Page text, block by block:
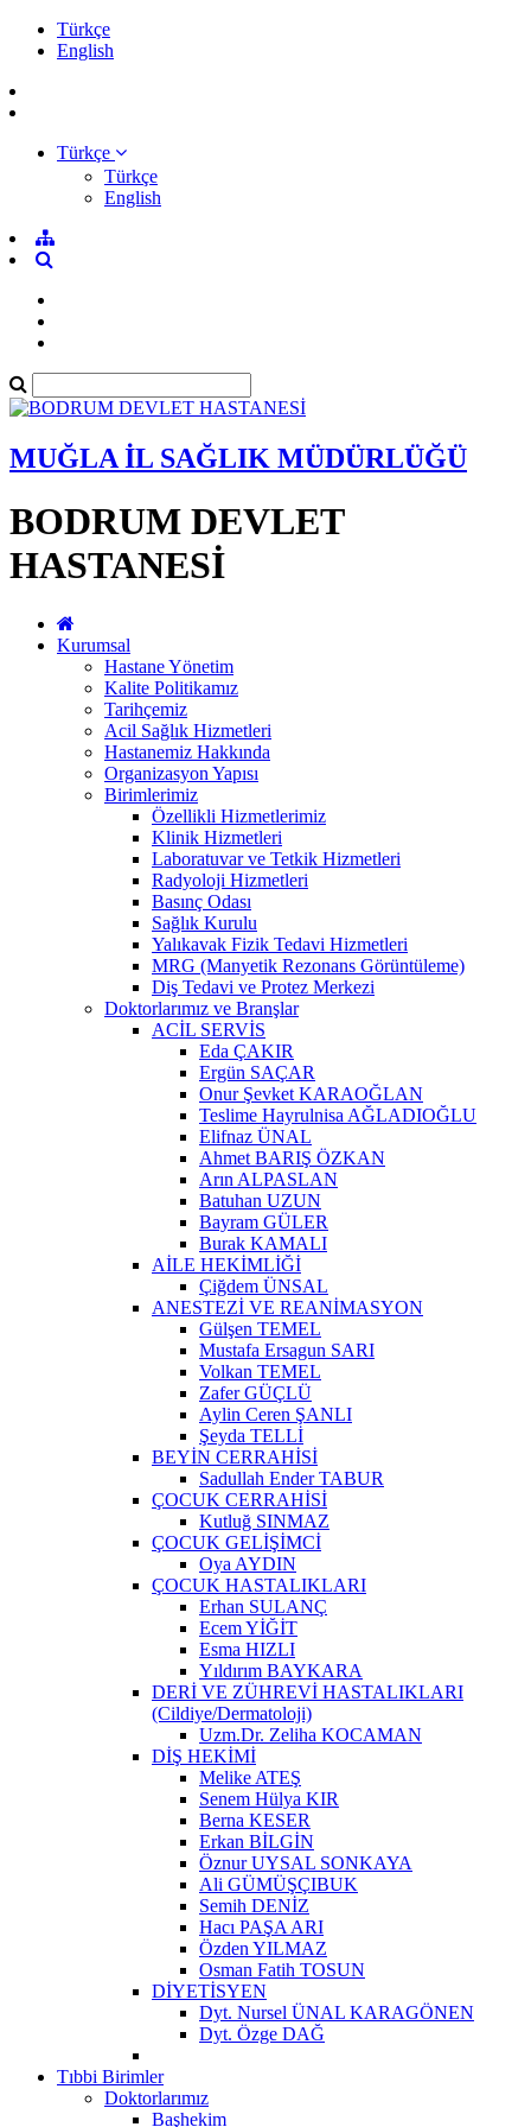
Türkçe
English
Türkçe
Türkçe
English
MUĞLA İL SAĞLIK MÜDÜRLÜĞÜ
BODRUM DEVLET
HASTANESİ
Kurumsal
Hastane Yönetim
Kalite Politikamız
Tarihçemiz
Acil Sağlık Hizmetleri
Hastanemiz Hakkında
Organizasyon Yapısı
Birimlerimiz
Özellikli Hizmetlerimiz
Klinik Hizmetleri
Laboratuvar ve Tetkik Hizmetleri
Radyoloji Hizmetleri
Basınç Odası
Sağlık Kurulu
Yalıkavak Fizik Tedavi Hizmetleri
MRG (Manyetik Rezonans Görüntüleme)
Diş Tedavi ve Protez Merkezi
Doktorlarımız ve Branşlar
ACİL SERVİS
Eda ÇAKIR
Ergün SAÇAR
Onur Şevket KARAOĞLAN
Teslime Hayrulnisa AĞLADIOĞLU
Elifnaz ÜNAL
Ahmet BARIŞ ÖZKAN
Arın ALPASLAN
Batuhan UZUN
Bayram GÜLER
Burak KAMALI
AİLE HEKİMLİĞİ
Çiğdem ÜNSAL
ANESTEZİ VE REANİMASYON
Gülşen TEMEL
Mustafa Ersagun SARI
Volkan TEMEL
Zafer GÜÇLÜ
Aylin Ceren ŞANLI
Şeyda TELLİ
BEYİN CERRAHİSİ
Sadullah Ender TABUR
ÇOCUK CERRAHİSİ
Kutluğ SINMAZ
ÇOCUK GELİŞİMCİ
Oya AYDIN
ÇOCUK HASTALIKLARI
Erhan SULANÇ
Ecem YİĞİT
Esma HIZLI
Yıldırım BAYKARA
DERİ VE ZÜHREVİ HASTALIKLARI
(Cildiye/Dermatoloji)
Uzm.Dr. Zeliha KOCAMAN
DİŞ HEKİMİ
Melike ATEŞ
Senem Hülya KIR
Berna KESER
Erkan BİLGİN
Öznur UYSAL SONKAYA
Ali GÜMÜŞÇIBUK
Semih DENİZ
Hacı PAŞA ARI
Özden YILMAZ
Osman Fatih TOSUN
DİYETİSYEN
Dyt. Nursel ÜNAL KARAGÖNEN
Dyt. Özge DAĞ
Tıbbi Birimler
Doktorlarımız
Başhekim